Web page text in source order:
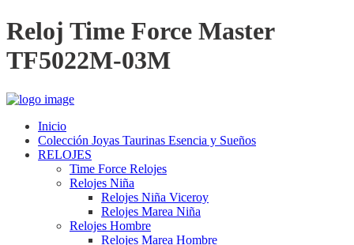
Reloj Time Force Master
TF5022M-03M
Inicio
Colección Joyas Taurinas Esencia y Sueños
RELOJES
Time Force Relojes
Relojes Niña
Relojes Niña Viceroy
Relojes Marea Niña
Relojes Hombre
Relojes Marea Hombre